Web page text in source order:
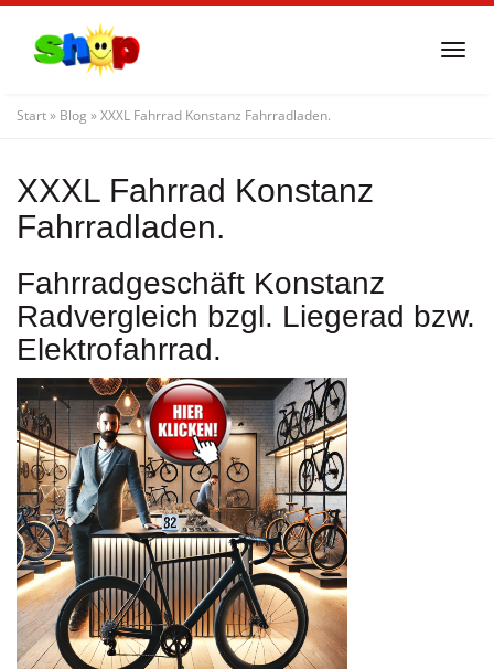
content
Start» Blog »XXXL Fahrrad Konstanz Fahrradladen.
XXXL Fahrrad Konstanz
Fahrradladen.
Fahrradgeschäft Konstanz
Radvergleich bzgl. Liegerad bzw.
Elektrofahrrad.